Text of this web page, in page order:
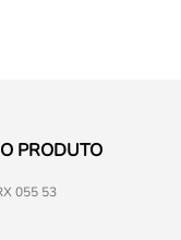
PRODUTO
055 53